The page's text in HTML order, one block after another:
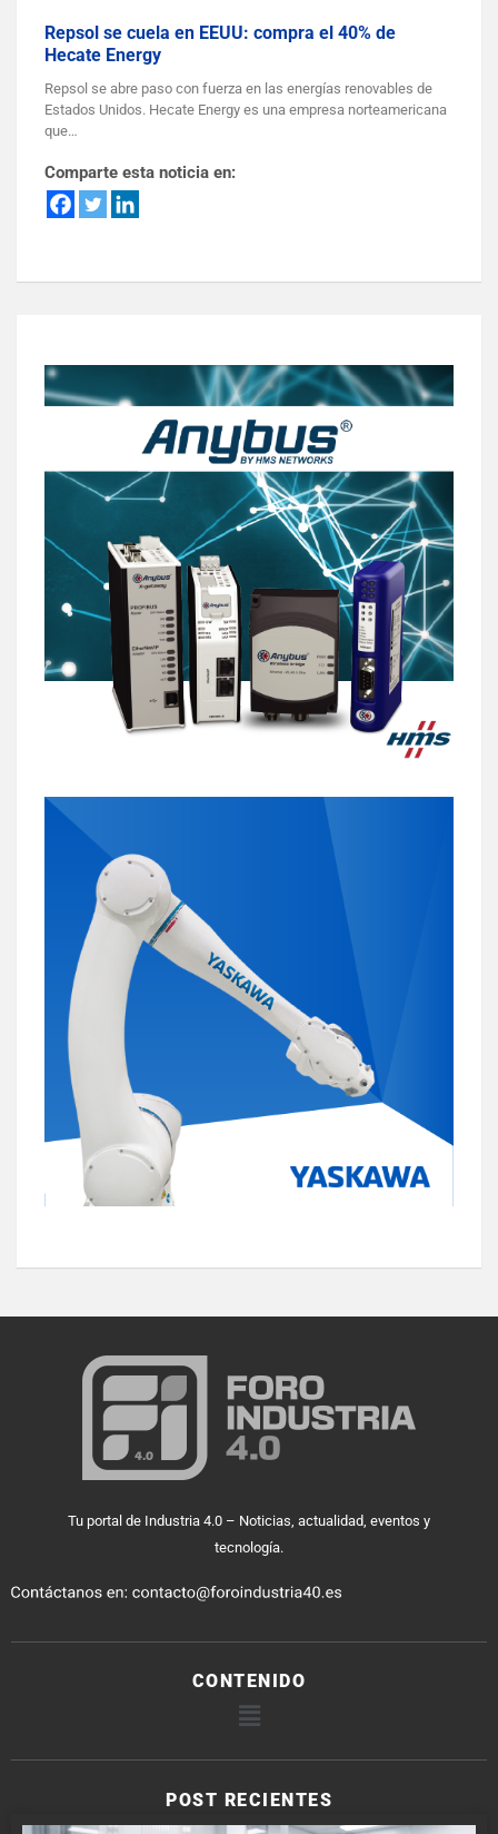
Repsol se cuela en EEUU: compra el 40% de
Hecate Energy
Repsol se abre paso con fuerza en las energías renovables de
Estados Unidos. Hecate Energy es una empresa norteamericana
que…
Comparte esta noticia en:
Tu portal de Industria 4.0 – Noticias, actualidad, eventos y
tecnología.
CONTENIDO
POST RECIENTES